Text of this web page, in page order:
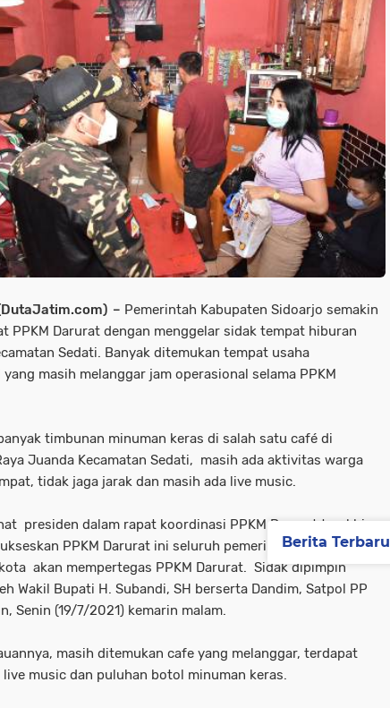
– Pemerintah Kabupaten Sidoarjo semakin
PPKM Darurat dengan menggelar sidak tempat hiburan
Sedati. Banyak ditemukan tempat usaha
masih melanggar jam operasional selama PPKM
timbunan minuman keras di salah satu café di
Juanda Kecamatan Sedati, masih ada aktivitas warga
tidak jaga jarak dan masih ada live music.
presiden dalam rapat koordinasi PPKM Darurat terakhir
PPKM Darurat ini seluruh pemerintah provinsi,
akan mempertegas PPKM Darurat. Sidak dipimpin
Wakil Bupati H. Subandi, SH berserta Dandim, Satpol PP
Senin (19/7/2021) kemarin malam.
masih ditemukan cafe yang melanggar, terdapat
live music dan puluhan botol minuman keras.
Berita Terbaru